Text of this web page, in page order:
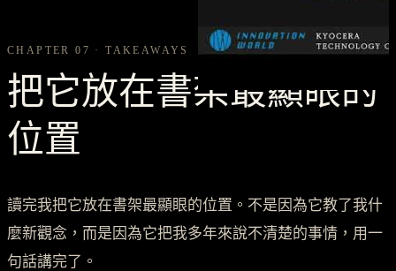
CHAPTER 07 · TAKEAWAYS
把它放在書架最顯眼的
位置
讀完我把它放在書架最顯眼的位置。不是因為它教了我什
麼新觀念，而是因為它把我多年來說不清楚的事情，用一
句話講完了。